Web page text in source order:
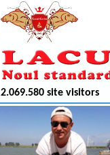
2.069.580 site visitors